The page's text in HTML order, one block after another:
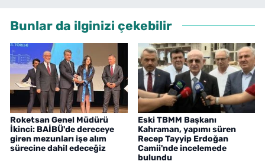
Bunlar da ilginizi çekebilir
Roketsan Genel Müdürü
İkinci: BAİBÜ'de dereceye
giren mezunları işe alım
sürecine dahil edeceğiz
Eski TBMM Başkanı
Kahraman, yapımı süren
Recep Tayyip Erdoğan
Camii'nde incelemede
bulundu